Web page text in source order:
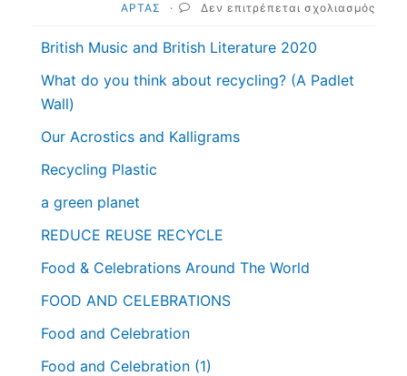
ΑΡΤΑΣ
· Δεν επιτρέπεται σχολιασμός
British Music and British Literature 2020
What do you think about recycling? (A Padlet
Wall)
Our Acrostics and Kalligrams
Recycling Plastic
a green planet
REDUCE REUSE RECYCLE
Food & Celebrations Around The World
FOOD AND CELEBRATIONS
Food and Celebration
Food and Celebration (1)